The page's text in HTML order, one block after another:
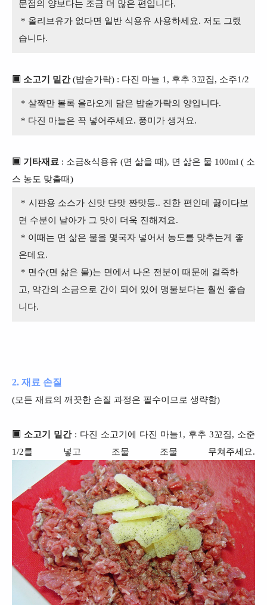
문점의 양보다는 조금 더 많은 편입니다.
* 올리브유가 없다면 일반 식용유 사용하세요. 저도 그랬
습니다.
▣ 소고기 밑간(밥숟가락) : 다진 마늘 1, 후추 3꼬집, 소주1/2
* 살짝만 볼록 올라오게 담은 밥숟가락의 양입니다.
* 다진 마늘은 꼭 넣어주세요. 풍미가 생겨요.
▣ 기타재료 : 소금&식용유 (면 삶을 때), 면 삶은 물 100ml ( 소
스 농도 맞출때)
* 시판용 소스가 신맛 단맛 짠맛등.. 진한 편인데 끓이다보
면 수분이 날아가 그 맛이 더욱 진해져요.
* 이때는 면 삶은 물을 몇국자 넣어서 농도를 맞추는게 좋
은데요.
* 면수(면 삶은 물)는 면에서 나온 전분이 때문에 걸죽하
고, 약간의 소금으로 간이 되어 있어 맹물보다는 훨씬 좋습
니다.
2. 재료 손질
(모든 재료의 깨끗한 손질 과정은 필수이므로 생략함)
▣ 소고기 밑간 : 다진 소고기에 다진 마늘1, 후추 3꼬집, 소준
1/2를 넣고 조물 조물 무쳐주세요.